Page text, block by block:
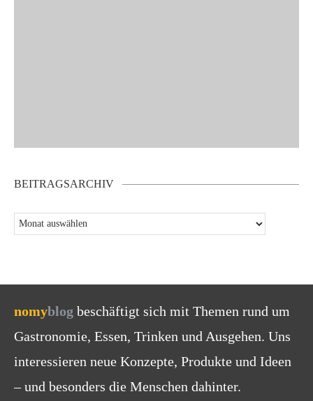
BEITRAGSARCHIV
nomyblog beschäftigt sich mit Themen rund um
Gastronomie, Essen, Trinken und Ausgehen. Uns
interessieren neue Konzepte, Produkte und Ideen
– und besonders die Menschen dahinter.